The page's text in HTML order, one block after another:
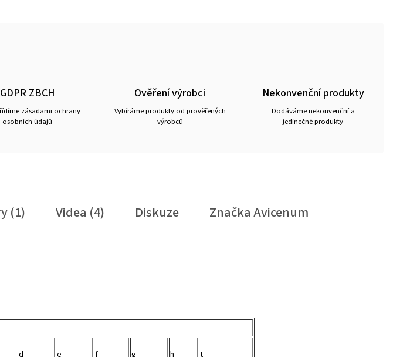
GDPR ZBCH
zásadami ochrany
osobních údajů
Ověření výrobci
Vybíráme produkty od prověřených
výrobců
Nekonvenční produkty
Dodáváme nekonvenční a
jedinečné produkty
(1) Videa (4) Diskuze ZnačkaAvicenum
d e f g h
t